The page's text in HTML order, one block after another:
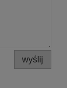
wyślij